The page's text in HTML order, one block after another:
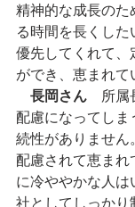
精神的な成長のた
る時間を長くし
優先してくれて、
ができ、恵まれて
長岡さん 所属
配慮になってしま
続性がありません
配慮されて恵まれ
に冷ややかな人
社としてしっかり